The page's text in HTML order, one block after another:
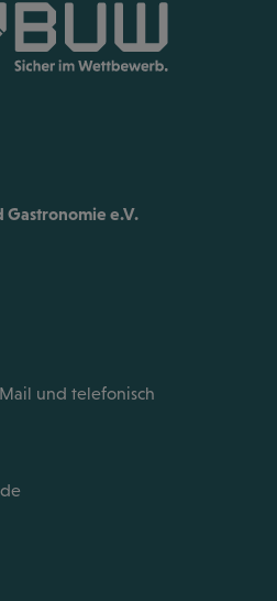
Gastronomie e.V.
und telefonisch